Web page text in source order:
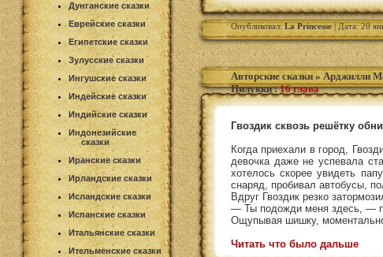
Дунганские сказки
Еврейские сказки
Египетские сказки
Зулусские сказки
Ингушские сказки
Индейские сказки
Индийские сказки
Индонезийские
сказки
Иранские сказки
Ирландские сказки
Исландские сказки
Испанские сказки
Итальянские сказки
Ительменские сказки
Опубликовал:La Princesse| Дата: 20
Авторские сказки » Арджилли
Пилукки:16 глава
Гвоздик сквозь решётку
Когда приехали в город,
девочка даже не успевала
хотелось скорее увидеть
снаряд, пробивал автобусы,
Вдруг Гвоздик резко
— Ты подожди меня здесь, —
Ощупывая шишку,
Читать что было дальше